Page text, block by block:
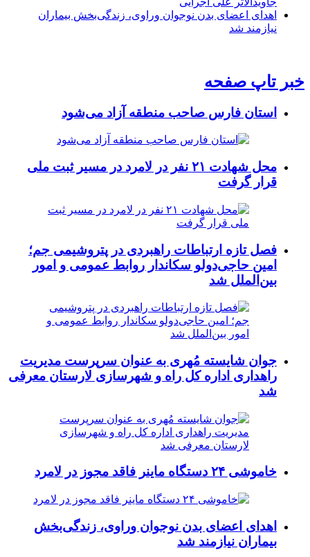
اهدای اعضای بدن نوجوان وراوی، زندگی‌بخش بیماران
نیازمند شد
خبر تاپ صفحه
استان فارس صاحب منطقه آزاد می‌شود
محل شهادت ۲۱ نفر در لامرد در مسیر ثبت ملی
قرار گرفت
فصل تازه ارتباطات راهبردی در پتروشیمی جم؛
امین حاجی‌دولو سکاندار روابط عمومی و امور
بین‌الملل شد
جوان شایسته مُهری به عنوان سرپرست مدیریت
راهداری اداره کل راه و شهرسازی لارستان معرفی
شد
خاموشی ۲۴ دستگاه ماینر فاقد مجوز در لامرد
اهدای اعضای بدن نوجوان وراوی، زندگی‌بخش
بیماران نیازمند شد